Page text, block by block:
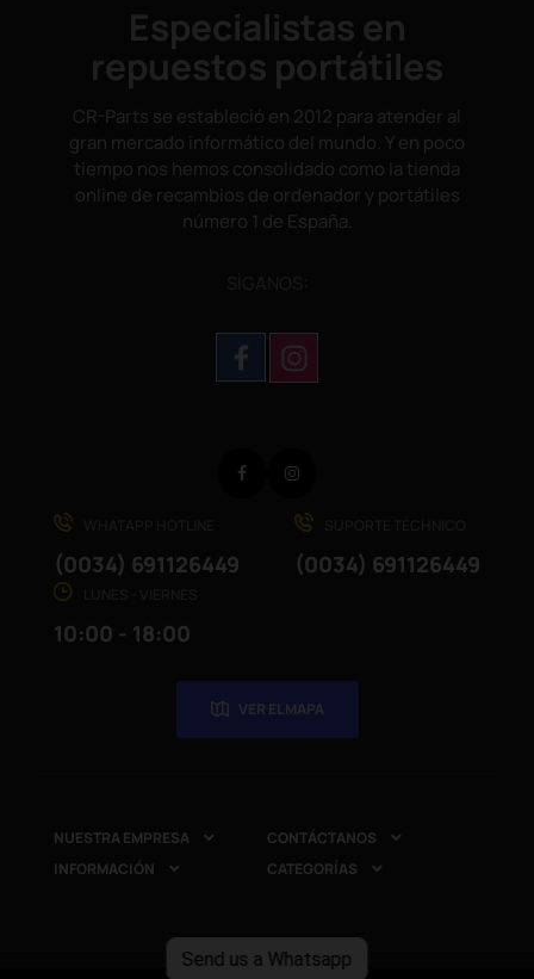
Send us a Whatsapp
Especialistas en
repuestos portátiles
CR-Parts se estableció en 2012 para atender al
gran mercado informático del mundo. Y en poco
tiempo nos hemos consolidado como la tienda
online de recambios de ordenador y portátiles
número 1 de España.
(0034) 691126449 (0034) 691126449
10:00 - 18:00
VER EL MAPA
Facebook
NUESTRA EMPRESA  CONTÁCTANOS 
INFORMACIÓN  CATEGORÍAS 